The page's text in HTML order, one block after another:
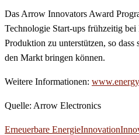
Das Arrow Innovators Award
Technologie Start-ups frühzeitig
Produktion zu unterstützen, so
den Markt bringen können.
Weitere Informationen:
Quelle: Arrow Electronics
Erneuerbare EnergieInnovation